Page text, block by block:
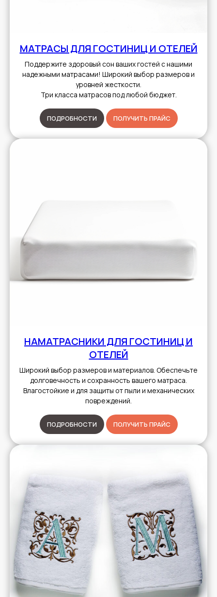
МАТРАСЫ ДЛЯ ГОСТИНИЦ И ОТЕЛЕЙ
Поддержите здоровый сон ваших гостей с нашими
надежными матрасами! Широкий выбор размеров и
уровней жесткости.
Три класса матрасов под любой бюджет.
ПОДРОБНОСТИ ПОЛУЧИТЬ ПРАЙС
НАМАТРАСНИКИ ДЛЯ ГОСТИНИЦ И
ОТЕЛЕЙ
Широкий выбор размеров и материалов. Обеспечьте
долговечность и сохранность вашего матраса.
Влагостойкие и для защиты от пыли и механических
повреждений.
ПОДРОБНОСТИ ПОЛУЧИТЬ ПРАЙС